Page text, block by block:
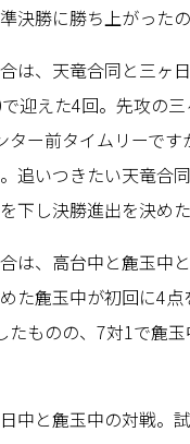
決勝に勝ち上がった
は、天竜合同と三ヶ
迎えた4回。先攻の
ター前タイムリーで
追いつきたい天竜合
下し決勝進出を決めた
は、高台中と麁玉中
た麁玉中が初回に4
たものの、7対1で麁
中と麁玉中の対戦。